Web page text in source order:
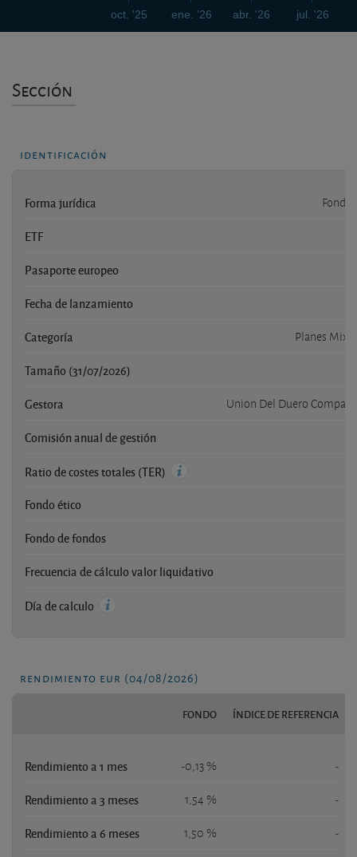
ene. '26 jul. '26
oct. '25 abr. '26
Sección
identificación
Forma jurídica Fondo
ETF
Pasaporte europeo
Fecha de lanzamiento
Categoría Planes
Tamaño (31/07/2026)
Gestora Union Del Duero
Comisión anual de gestión
Ratio de costes totales (TER)
Fondo ético
Fondo de fondos
Frecuencia de cálculo valor liquidativo
Día de calculo
rendimiento eur (04/08/2026)
FONDO ÍNDICE DE REFERENCIA
Rendimiento a 1 mes -0,13 % -
Rendimiento a 3 meses 1,54 % -
Rendimiento a 6 meses 1,50 % -